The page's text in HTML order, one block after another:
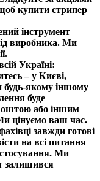
купити стрипер
інструмент
виробника. Ми
Україні:
– у Києві,
будь-якому іншому
буде
або іншим
цінуємо ваш час.
завжди готові
на всі питання
Ми
залишився